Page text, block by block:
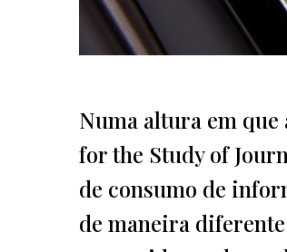
Numa altura em
for the Study of
de consumo de
de maneira